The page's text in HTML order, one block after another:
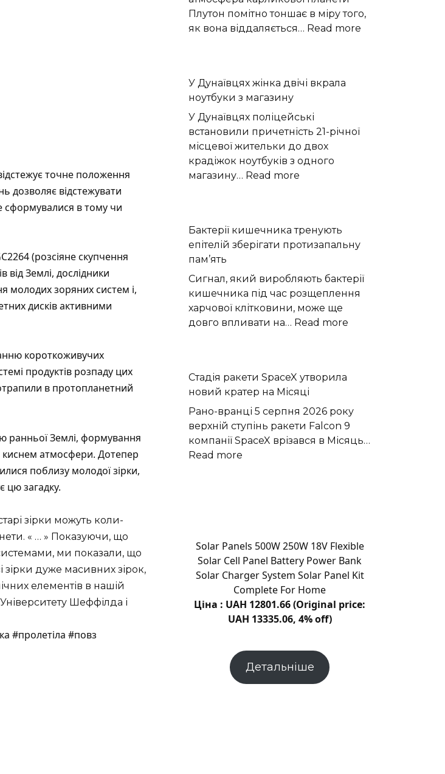
точне положення
дозволяє відстежувати
сформувалися в тому чи
(розсіяне скупчення
Землі, дослідники
молодих зоряних систем і,
дисків активними
короткоживучих
продуктів розпаду цих
в протопланетний
ранньої Землі, формування
киснем атмосфери. Дотепер
поблизу молодої зірки,
цю загадку.
зірки можуть коли-
« … » Показуючи, що
ми показали, що
зірки дуже масивних зірок,
елементів в нашій
Шеффілда і
#пролетіла #повз
перетворюється
на
Плутон помітно тоншає в міру того,
як вона віддаляється… Read more
У Дунаївцях жінка двічі вкрала
ноутбуки з магазину
У Дунаївцях поліцейські
встановили причетність 21-річної
місцевої жительки до двох
крадіжок ноутбуків з одного
магазину… Read more
двічі
вкрала
з
магазину
Бактерії кишечника тренують
епітелій зберігати протизапальну
пам’ять
Сигнал, який виробляють бактерії
кишечника під час розщеплення
харчової клітковини, може ще
довго впливати на… Read more
протизапальну
пам’ять
Стадія ракети SpaceX утворила
новий кратер на Місяці
Рано-вранці 5 серпня 2026 року
верхній ступінь ракети Falcon 9
компанії SpaceX врізався в Місяць…
Read more
кратер
на
Місяці
Solar Panels 500W 250W 18V Flexible
Solar Cell Panel Battery Power Bank
Solar Charger System Solar Panel Kit
Complete For Home
Ціна : UAH 12801.66 (Original price:
UAH 13335.06, 4% off)
Детальніше